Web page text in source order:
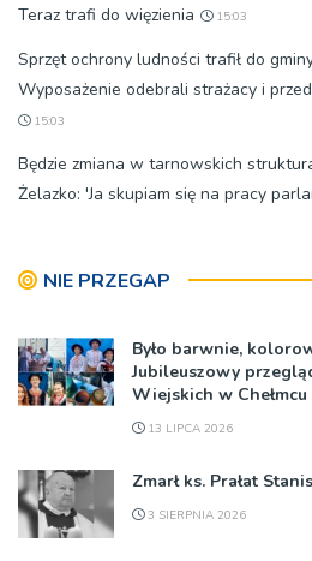
Teraz trafi do więzienia
15:03
Sprzęt ochrony ludności trafił do
Wyposażenie odebrali strażacy i
15:03
Będzie zmiana w tarnowskich
Żelazko: 'Ja skupiam się na pracy
NIE PRZEGAP
Było barwnie,
Jubileuszowy
Wiejskich w Chełmcu
13 LIPCA 2026
Zmarł ks. Prałat
3 SIERPNIA 2026